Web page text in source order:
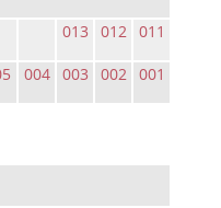
013 012 011
004 003 002 001